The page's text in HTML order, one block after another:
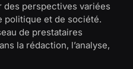
perspectives variées
politique et de société.
de prestataires
la rédaction, l’analyse,